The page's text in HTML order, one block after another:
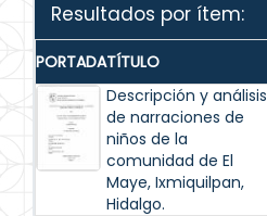
Resultados por ítem:
PORTADATÍTULO
Descripción y análisis
de narraciones de
niños de la
comunidad de El
Maye, Ixmiquilpan,
Hidalgo.